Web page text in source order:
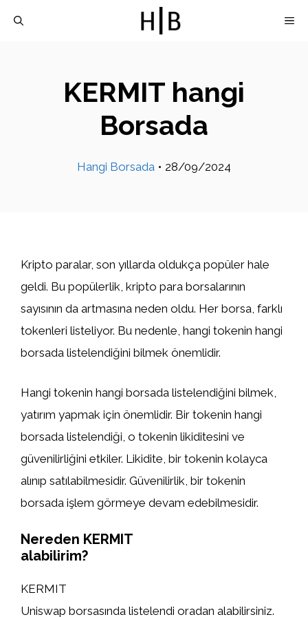
KERMIT hangi
Borsada
Hangi Borsada • 28/09/2024
Kripto paralar, son yıllarda oldukça popüler hale
geldi. Bu popülerlik, kripto para borsalarının
sayısının da artmasına neden oldu. Her borsa, farklı
tokenleri listeliyor. Bu nedenle, hangi tokenin hangi
borsada listelendiğini bilmek önemlidir.
Hangi tokenin hangi borsada listelendiğini bilmek,
yatırım yapmak için önemlidir. Bir tokenin hangi
borsada listelendiği, o tokenin likiditesini ve
güvenilirliğini etkiler. Likidite, bir tokenin kolayca
alınıp satılabilmesidir. Güvenilirlik, bir tokenin
borsada işlem görmeye devam edebilmesidir.
Nereden KERMIT
alabilirim?
KERMIT
Uniswap borsasında listelendi oradan alabilirsiniz.